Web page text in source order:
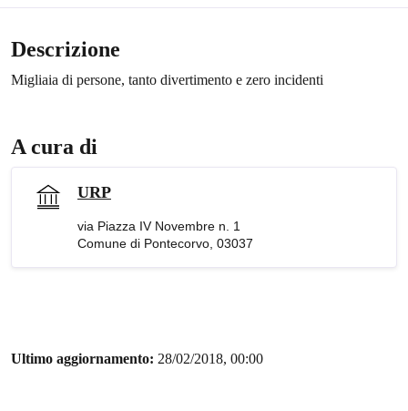
Descrizione
Migliaia di persone, tanto divertimento e zero incidenti
A cura di
URP
via Piazza IV Novembre n. 1
Comune di Pontecorvo, 03037
Ultimo aggiornamento: 28/02/2018, 00:00